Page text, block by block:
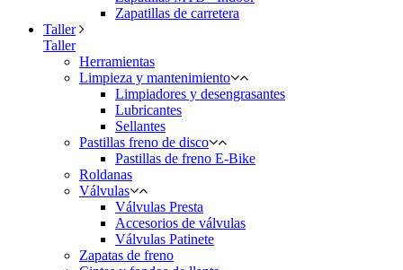
Zapatillas de carretera
Taller
Taller
Herramientas
Limpieza y mantenimiento
Limpiadores y desengrasantes
Lubricantes
Sellantes
Pastillas freno de disco
Pastillas de freno E-Bike
Roldanas
Válvulas
Válvulas Presta
Accesorios de válvulas
Válvulas Patinete
Zapatas de freno